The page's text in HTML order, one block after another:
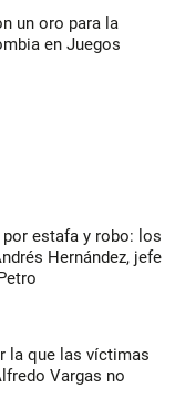
un oro para la
en Juegos
estafa y robo: los
Hernández, jefe
la que las víctimas
Vargas no